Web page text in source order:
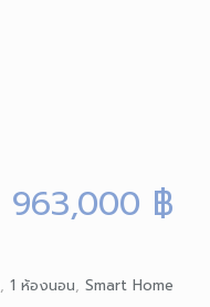
963,000 ฿
, 1 ห้องนอน, Smart Home